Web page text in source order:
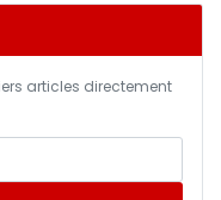
articles directement